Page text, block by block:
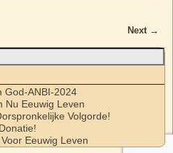
Next →
God-ANBI-2024
Nu Eeuwig Leven
Volgorde!
Eeuwig Leven